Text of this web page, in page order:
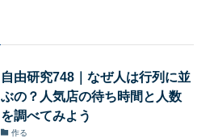
自由研究748｜なぜ人は行列に並
ぶの？人気店の待ち時間と人数
を調べてみよう
作る